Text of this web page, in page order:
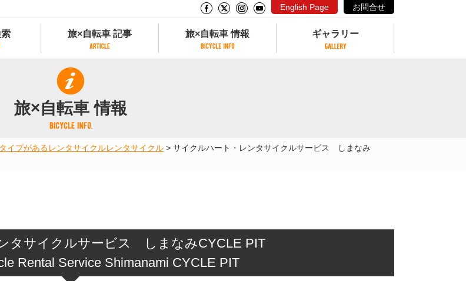
English Page お問合せ
報
グ
旅×自転車 記事
旅×自転車 記事
記事一覧
カテゴリから探す
タグから探す
旅×自転車 情報
サイクリストにやさしい宿
サイクルトレイン
予約ができるレンタサイクル
鉄道駅に近いレンタサイクル
レンタサイクルがある道の駅
サイクルターミナル
ギャラリー
旅×自転車 情報
イプがあるレンタサイクルレンタサイクル > サイクルハート・レンタサイクルサービス しまなみ
タサイクルサービス しまなみCYCLE PIT
Rental Service Shimanami CYCLE PIT